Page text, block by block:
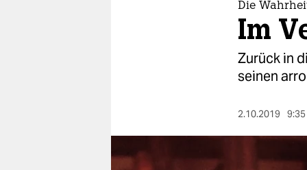
berlin
Die
Im
Zurück in
seinen
2.10.2019